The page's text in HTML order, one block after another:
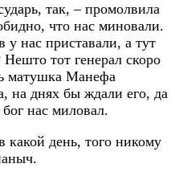
так, – промолвила
что нас миновали.
у нас приставали, а тут
тот генерал скоро
матушка Манефа
на днях бы ждали его, да
нас миловал.
какой день, того никому